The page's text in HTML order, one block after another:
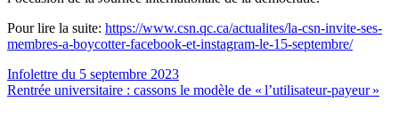
Pour lire la suite: https://www.csn.qc.ca/actualites/la-csn-invite-ses-
membres-a-boycotter-facebook-et-instagram-le-15-septembre/
Infolettre du 5 septembre 2023
Rentrée universitaire : cassons le modèle de « l’utilisateur-payeur »